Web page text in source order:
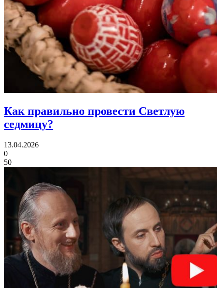
Как правильно провести Светлую
седмицу?
13.04.2026
0
50